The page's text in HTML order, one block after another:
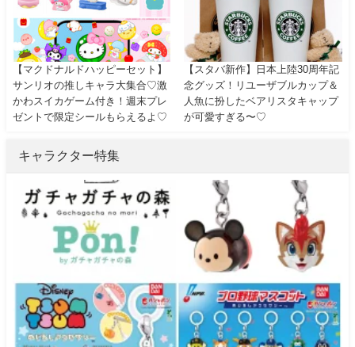
【マクドナルドハッピーセット】
サンリオの推しキャラ大集合♡激
かわスイカゲーム付き！週末プレ
ゼントで限定シールもらえるよ♡
【スタバ新作】日本上陸30周年記
念グッズ！リユーザブルカップ＆
人魚に扮したベアリスタキャップ
が可愛すぎる〜♡
キャラクター特集